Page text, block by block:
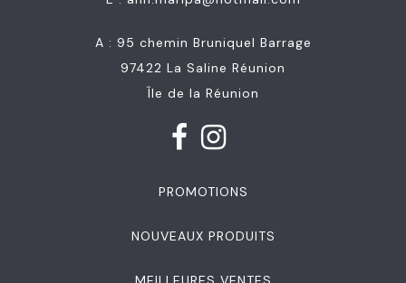
A : 95 chemin Bruniquel Barrage
97422 La Saline Réunion
Île de la Réunion
PROMOTIONS
NOUVEAUX PRODUITS